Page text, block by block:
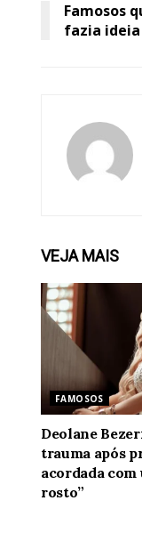
Famosos
fazia ideia
VEJAMAIS
FAMOSOS
Deolane
trauma após
acordada
rosto”